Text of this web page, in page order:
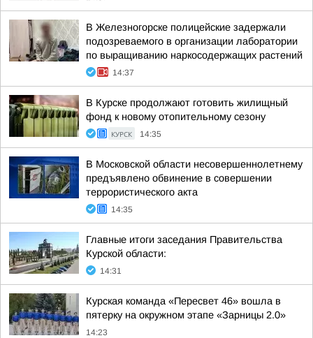
В Железногорске полицейские задержали
подозреваемого в организации лаборатории
по выращиванию наркосодержащих растений
14:37
В Курске продолжают готовить жилищный
фонд к новому отопительному сезону
КУРСК 14:35
В Московской области несовершеннолетнему
предъявлено обвинение в совершении
террористического акта
14:35
Главные итоги заседания Правительства
Курской области:
14:31
Курская команда «Пересвет 46» вошла в
пятерку на окружном этапе «Зарницы 2.0»
14:23